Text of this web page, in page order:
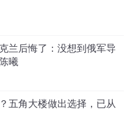
兰后悔了：没想到俄军导
曦
五角大楼做出选择，已从